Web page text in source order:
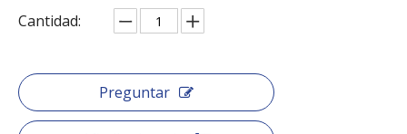
Cantidad:
Preguntar